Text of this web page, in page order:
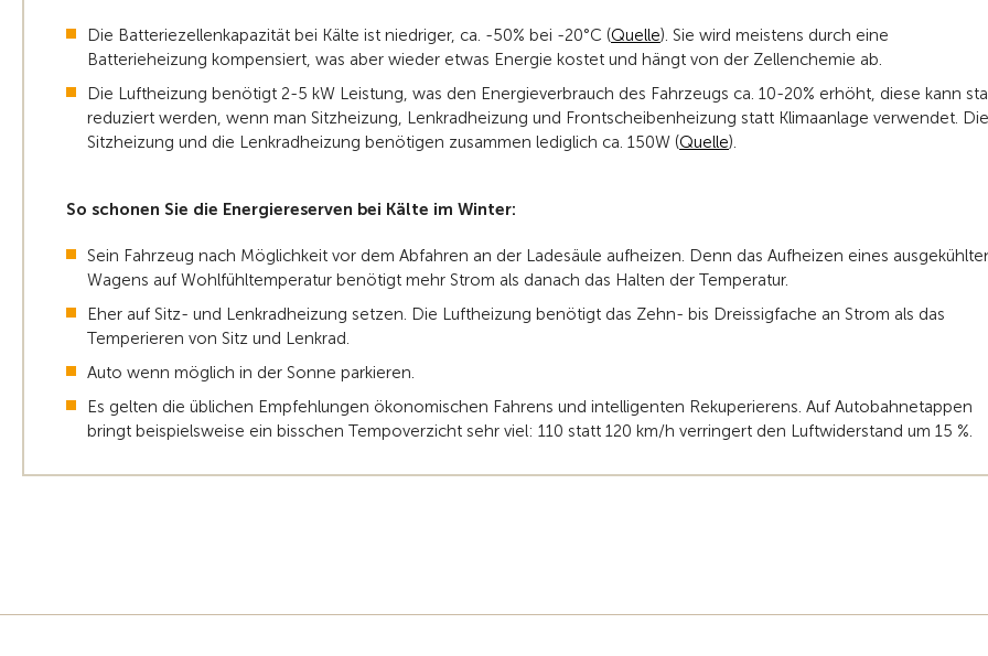
Die Batteriezellenkapazität bei Kälte ist niedriger, ca. -50% bei -20°C (Quelle). Sie wird meistens durch eine
Batterieheizung kompensiert, was aber wieder etwas Energie kostet und hängt von der Zellenchemie ab.
Die Luftheizung benötigt 2-5 kW Leistung, was den Energieverbrauch des Fahrzeugs ca. 10-20% erhöht, diese kann
reduziert werden, wenn man Sitzheizung, Lenkradheizung und Frontscheibenheizung statt Klimaanlage verwendet. Die
Sitzheizung und die Lenkradheizung benötigen zusammen lediglich ca. 150W (Quelle).
So schonen Sie die Energiereserven bei Kälte im Winter:
Sein Fahrzeug nach Möglichkeit vor dem Abfahren an der Ladesäule aufheizen. Denn das Aufheizen eines
Wagens auf Wohlfühltemperatur benötigt mehr Strom als danach das Halten der Temperatur.
Eher auf Sitz- und Lenkradheizung setzen. Die Luftheizung benötigt das Zehn- bis Dreissigfache an Strom als das
Temperieren von Sitz und Lenkrad.
Auto wenn möglich in der Sonne parkieren.
Es gelten die üblichen Empfehlungen ökonomischen Fahrens und intelligenten Rekuperierens. Auf Autobahnetappen
bringt beispielsweise ein bisschen Tempoverzicht sehr viel: 110 statt 120 km/h verringert den Luftwiderstand um 15 %.